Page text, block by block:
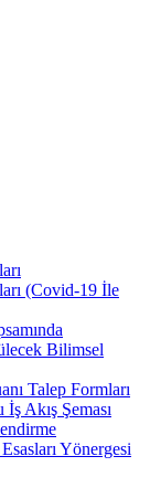
(Covid-19 İle
Bilimsel
Talep Formları
Akış Şeması
Yönergesi